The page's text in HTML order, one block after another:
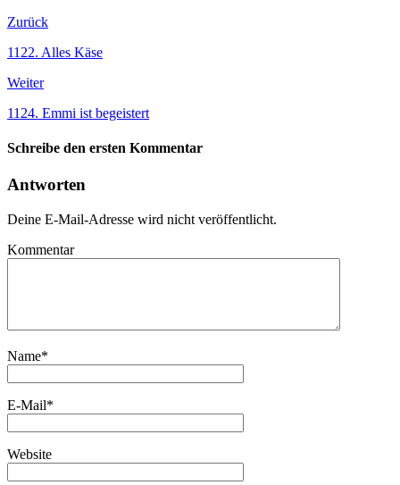
Zurück
1122. Alles Käse
Weiter
1124. Emmi ist begeistert
Schreibe den ersten Kommentar
Antworten
Deine E-Mail-Adresse wird nicht veröffentlicht.
Kommentar
Name*
E-Mail*
Website